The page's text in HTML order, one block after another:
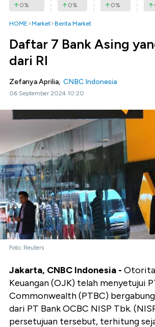
0% 0% 0%
HOME Market Berita Market
Daftar 7 Bank Asing
dari RI
Zefanya Aprilia, CNBC Indonesia
06 September 2024 10:20
Foto: Reuters
Jakarta, CNBC Indonesia -
Keuangan (OJK) telah menyetujui
Commonwealth (PTBC)
dari PT Bank OCBC NISP Tbk.
persetujuan tersebut, terhitung